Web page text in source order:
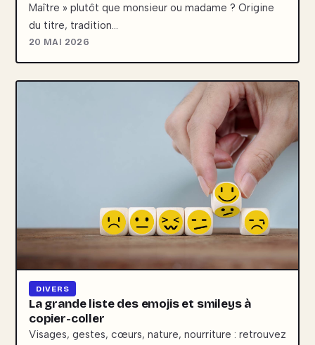
Maître » plutôt que monsieur ou madame ? Origine
du titre, tradition…
20 MAI 2026
DIVERS
La grande liste des emojis et smileys à
copier-coller
Visages, gestes, cœurs, nature, nourriture : retrouvez